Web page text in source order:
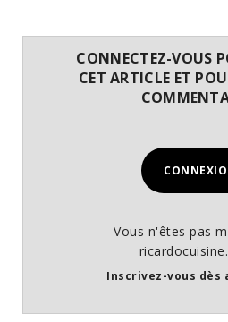
CONNECTEZ-VOUS
CET ARTICLE ET
Vous n'êtes pas
Inscrivez-vous dès